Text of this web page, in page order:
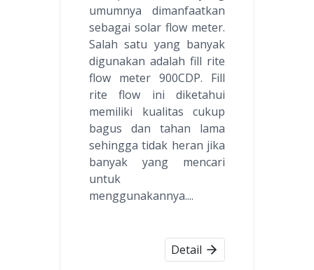
umumnya dimanfaatkan
sebagai solar flow meter.
Salah satu yang banyak
digunakan adalah fill rite
flow meter 900CDP. Fill
rite flow ini diketahui
memiliki kualitas cukup
bagus dan tahan lama
sehingga tidak heran jika
banyak yang mencari
untuk
menggunakannya....
Detail